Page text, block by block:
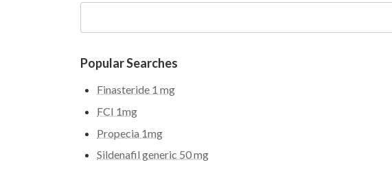
Popular Searches
Finasteride 1 mg
FCI 1mg
Propecia 1mg
Sildenafil generic 50 mg